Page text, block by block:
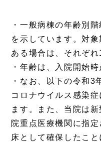
・一般病棟の年齢別
を示しています。対
ある場合は、それぞ
・年齢は、入院開始時
・なお、以下の令和3
コロナウイルス感染
ます。また、当院は
院重点医療機関に指
床として確保したこ